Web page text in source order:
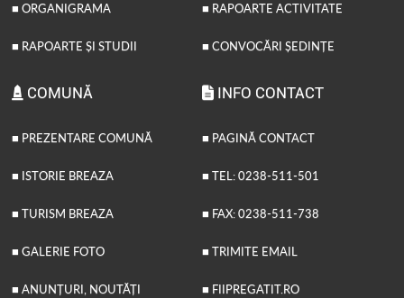
■ ORGANIGRAMA
■ RAPOARTE ȘI STUDII
■ RAPOARTE ACTIVITATE
■ CONVOCĂRI ȘEDINȚE
COMUNĂ
■ PREZENTARE COMUNĂ
■ ISTORIE BREAZA
■ TURISM BREAZA
■ GALERIE FOTO
■ ANUNȚURI, NOUTĂȚI
INFO CONTACT
■ PAGINĂ CONTACT
■ TEL: 0238-511-501
■ FAX: 0238-511-738
■ TRIMITE EMAIL
■ FIIPREGATIT.RO